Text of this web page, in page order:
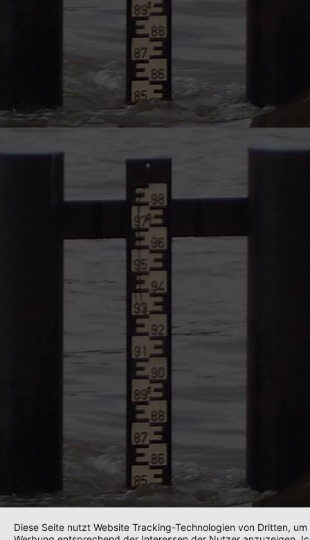
Diese Seite nutzt Website Tracking-Technologien von Dritten,